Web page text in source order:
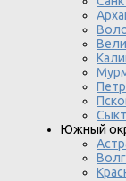
Южный